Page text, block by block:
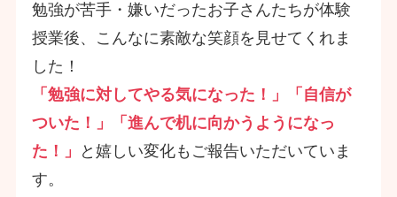
勉強が苦手・嫌いだったお子さんたちが体験
授業後、こんなに素敵な笑顔を見せてくれま
した！
「勉強に対してやる気になった！」「自信が
ついた！」「進んで机に向かうようになっ
た！」
と嬉しい変化もご報告いただいていま
す。